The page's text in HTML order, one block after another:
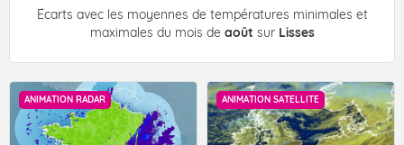
Écarts avec les moyennes de températures minimales et
maximales du mois de août sur Lisses
ANIMATION RADAR ANIMATION SATELLITE